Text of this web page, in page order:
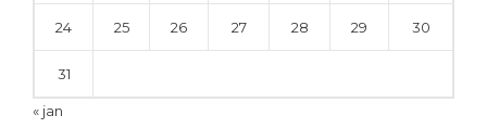
24 25 26 27 28 29 30
31
« jan